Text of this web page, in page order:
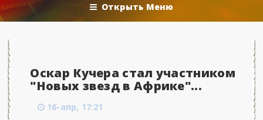
Открыть Меню
Оскар Кучера стал участником
"Новых звезд в Африке"...
16-апр, 17:21